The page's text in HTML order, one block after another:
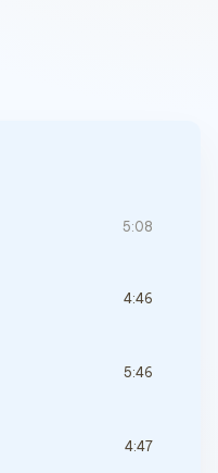
5:08
4:46
5:46
4:47